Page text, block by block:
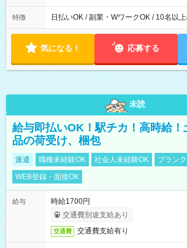
特徴 日払いOK / 副業・WワークOK / 10名以
気になる！ 応募する
未読
給与即払いOK！駅チカ！高時給！
品の荷受け、梱包
派遣 職種未経験OK 社会人未経験OK
ブラン
WEB登録・面接OK
給与
時給1700円
交通費別途支給あり
交通費 交通費支給有り